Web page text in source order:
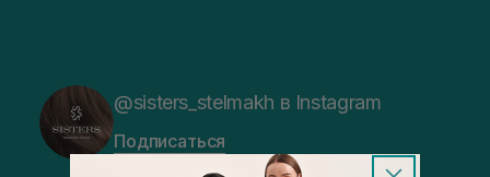
@sisters_stelmakh в Instagram
Подписаться